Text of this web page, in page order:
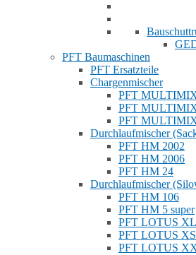
PFT Baumaschinen
PFT Ersatzteile
Chargenmischer
PFT
PFT
PFT
Durchlaufmischer
PFT HM 2002
PFT HM 2006
PFT HM 24
Durchlaufmischer
PFT HM 106
PFT HM 5 super
PFT LOTUS XL
PFT LOTUS XS
PFT LOTUS